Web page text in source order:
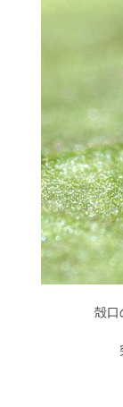
殻口